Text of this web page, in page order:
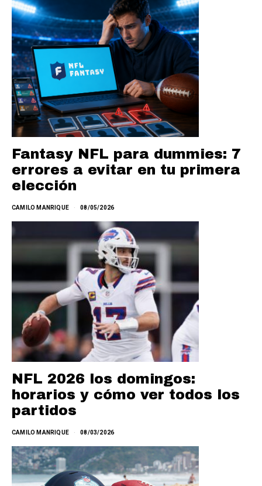
Fantasy NFL para dummies: 7
errores a evitar en tu primera
elección
CAMILO MANRIQUE 08/05/2026
NFL 2026 los domingos:
horarios y cómo ver todos los
partidos
CAMILO MANRIQUE 08/03/2026